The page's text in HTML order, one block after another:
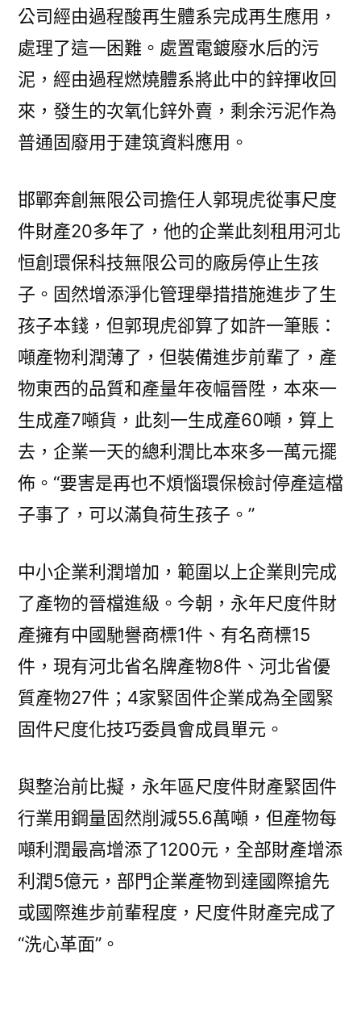
公司經由過程酸再生體系完成再生應用，
處理了這一困難。處置電鍍廢水后的污
泥，經由過程燃燒體系將此中的鋅揮收回
來，發生的次氧化鋅外賣，剩余污泥作為
普通固廢用于建筑資料應用。
邯鄲奔創無限公司擔任人郭現虎從事尺度
件財產20多年了，他的企業此刻租用河北
恒創環保科技無限公司的廠房停止生孩
子。固然增添淨化管理舉措措施進步了生
孩子本錢，但郭現虎卻算了如許一筆賬：
噸產物利潤薄了，但裝備進步前輩了，產
物東西的品質和產量年夜幅晉陞，本來一
生成產7噸貨，此刻一生成產60噸，算上
去，企業一天的總利潤比本來多一萬元擺
佈。“要害是再也不煩惱環保檢討停產這檔
子事了，可以滿負荷生孩子。”
中小企業利潤增加，範圍以上企業則完成
了產物的晉檔進級。今朝，永年尺度件財
產擁有中國馳譽商標1件、有名商標15
件，現有河北省名牌產物8件、河北省優
質產物27件；4家緊固件企業成為全國緊
固件尺度化技巧委員會成員單元。
與整治前比擬，永年區尺度件財產緊固件
行業用鋼量固然削減55.6萬噸，但產物每
噸利潤最高增添了1200元，全部財產增添
利潤5億元，部門企業產物到達國際搶先
或國際進步前輩程度，尺度件財產完成了
“洗心革面”。